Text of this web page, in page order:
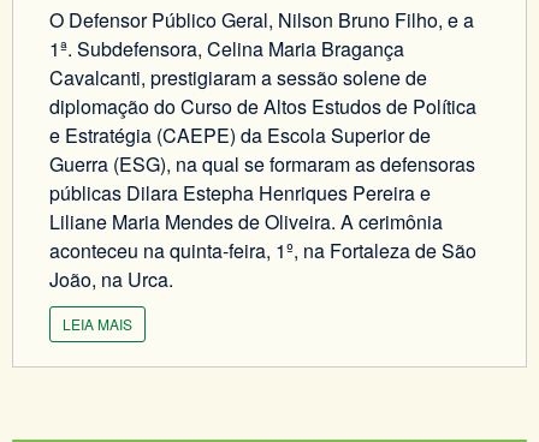
O Defensor Público Geral, Nilson Bruno Filho, e a
1ª. Subdefensora, Celina Maria Bragança
Cavalcanti, prestigiaram a sessão solene de
diplomação do Curso de Altos Estudos de Política
e Estratégia (CAEPE) da Escola Superior de
Guerra (ESG), na qual se formaram as defensoras
públicas Dilara Estepha Henriques Pereira e
Liliane Maria Mendes de Oliveira. A cerimônia
aconteceu na quinta-feira, 1º, na Fortaleza de São
João, na Urca.
LEIA MAIS